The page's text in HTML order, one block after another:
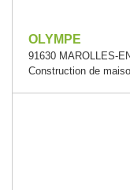
OLYMPE
91630 MAROLLES-
Construction de